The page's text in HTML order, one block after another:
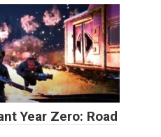
Year Zero: Road